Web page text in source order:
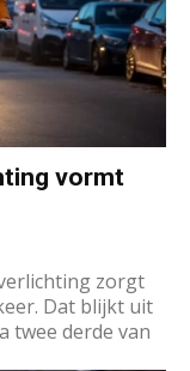
vormt
zorgt
Dat blijkt uit
twee derde van